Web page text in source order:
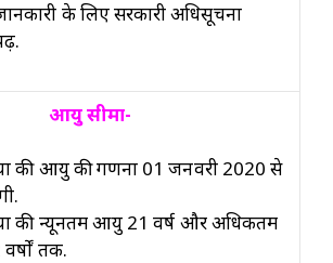
के लिए सरकारी अधिसूचना
आयु सीमा-
की आयु की गणना 01 जनवरी 2020 से
की न्यूनतम आयु 21 वर्ष और अधिकतम
तक.